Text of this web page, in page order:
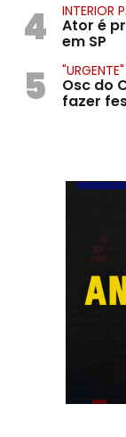
4 INTERIOR
Ator é
em SP
5 "URGENTE"
Osc do
fazer